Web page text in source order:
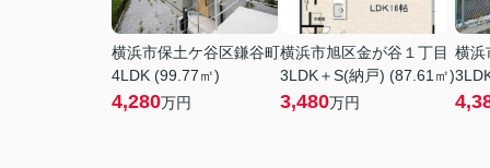
横浜市保土ケ谷区鎌谷町
4LDK (99.77㎡)
4,280万円
横浜市旭区金が谷１丁目
3LDK＋S(納戸) (87.61㎡)
3,480万円
横浜